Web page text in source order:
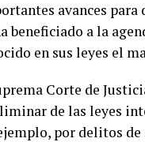
avances para
beneficiado a la
en sus leyes el
Corte de
de las leyes
por delitos de